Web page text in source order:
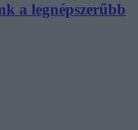
a legnépszerűbb